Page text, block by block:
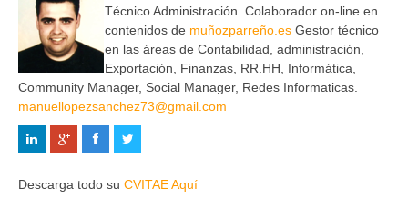
Técnico Administración. Colaborador on-line en
contenidos de muñozparreño.es Gestor técnico
en las áreas de Contabilidad, administración,
Exportación, Finanzas, RR.HH, Informática,
Community Manager, Social Manager, Redes Informaticas.
manuellopezsanchez73@gmail.com
Descarga todo su CVITAE Aquí